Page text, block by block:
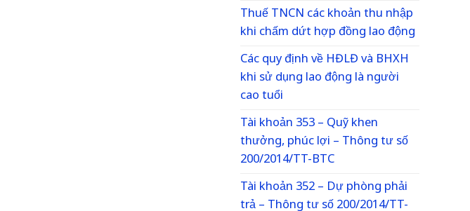
Thuế TNCN các khoản thu nhập
khi chấm dứt hợp đồng lao động
Các quy định về HĐLĐ và BHXH
khi sử dụng lao động là người
cao tuổi
Tài khoản 353 – Quỹ khen
thưởng, phúc lợi – Thông tư số
200/2014/TT-BTC
Tài khoản 352 – Dự phòng phải
trả – Thông tư số 200/2014/TT-